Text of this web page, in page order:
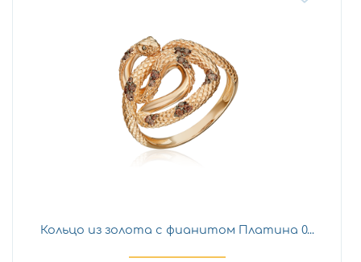
Кольцо из золота с фианитом Платина 0...